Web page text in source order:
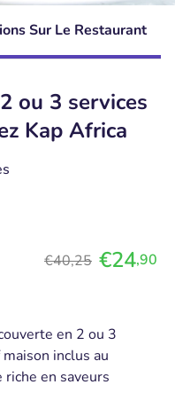
Sur Le Restaurant
ou 3 services
Kap Africa
€40,25 €24,90
en 2 ou 3
inclus au
riche en saveurs